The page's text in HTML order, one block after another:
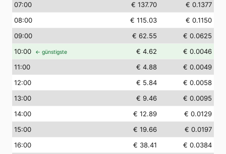
07:00 € 137.70
€ 0.1377
08:00 € 115.03
€ 0.1150
09:00 € 62.55
€ 0.0625
10:00 ← günstigste € 4.62
€ 0.0046
11:00 € 4.88
€ 0.0049
12:00 € 5.84
€ 0.0058
13:00 € 9.46
€ 0.0095
14:00 € 12.89
€ 0.0129
15:00 € 19.66
€ 0.0197
16:00 € 38.41
€ 0.0384